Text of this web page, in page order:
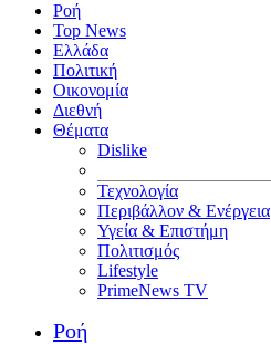
Ροή
Top News
Ελλάδα
Πολιτική
Οικονομία
Διεθνή
Θέματα
Dislike
Τεχνολογία
Περιβάλλον & Ενέργεια
Υγεία & Επιστήμη
Πολιτισμός
Lifestyle
PrimeNews TV
Ροή